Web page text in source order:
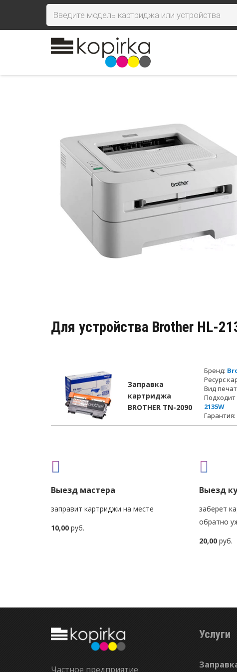
Поиск
товаров
Для устройства Brother HL-
Заправка
картриджа
BROTHER TN-2090
Бренд:
Ресурс
Вид
Подходит
2135W
Гарантия:
Выезд мастера
заправит картриджи на месте
10,00 руб.
Выезд
заберет
обратно
20,00 руб.
Частное предприятие
Услуги